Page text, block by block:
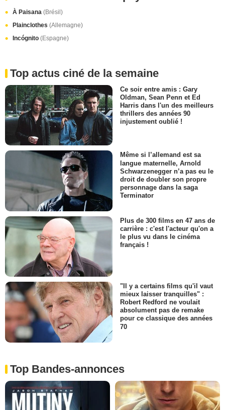
À Paisana (Brésil)
Plainclothes (Allemagne)
Incógnito (Espagne)
Top actus ciné de la semaine
Ce soir entre amis : Gary
Oldman, Sean Penn et Ed
Harris dans l'un des meilleurs
thrillers des années 90
injustement oublié !
Même si l’allemand est sa
langue maternelle, Arnold
Schwarzenegger n’a pas eu le
droit de doubler son propre
personnage dans la saga
Terminator
Plus de 300 films en 47 ans de
carrière : c'est l'acteur qu'on a
le plus vu dans le cinéma
français !
"Il y a certains films qu'il vaut
mieux laisser tranquilles" :
Robert Redford ne voulait
absolument pas de remake
pour ce classique des années
70
Top Bandes-annonces